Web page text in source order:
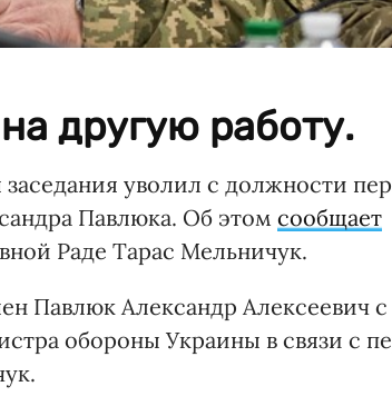
другую работу.
уволил с должности
Павлюка. Об этом сообщает
Раде Тарас Мельничук.
Павлюк Александр Алексеевич с
обороны Украины в связи с